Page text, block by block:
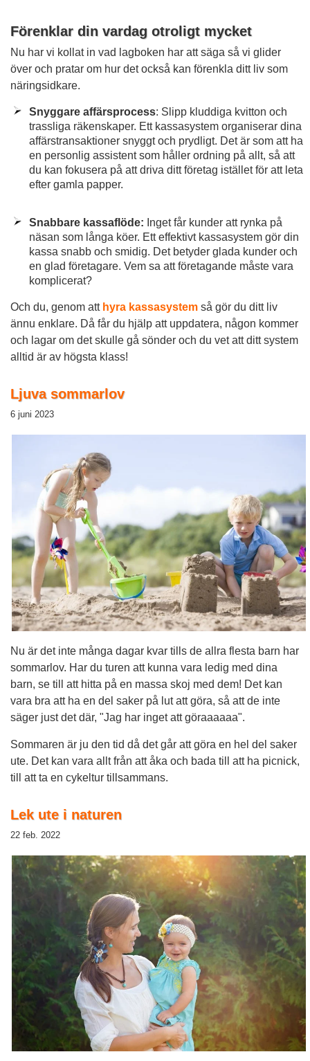
Förenklar din vardag otroligt mycket
Nu har vi kollat in vad lagboken har att säga så vi glider
över och pratar om hur det också kan förenkla ditt liv som
näringsidkare.
Snyggare affärsprocess: Slipp kluddiga kvitton och
trassliga räkenskaper. Ett kassasystem organiserar dina
affärstransaktioner snyggt och prydligt. Det är som att ha
en personlig assistent som håller ordning på allt, så att
du kan fokusera på att driva ditt företag istället för att leta
efter gamla papper.
Snabbare kassaflöde: Inget får kunder att rynka på
näsan som långa köer. Ett effektivt kassasystem gör din
kassa snabb och smidig. Det betyder glada kunder och
en glad företagare. Vem sa att företagande måste vara
komplicerat?
Och du, genom att hyra kassasystemså gör du ditt liv
ännu enklare. Då får du hjälp att uppdatera, någon kommer
och lagar om det skulle gå sönder och du vet att ditt system
alltid är av högsta klass!
Ljuva sommarlov
6 juni 2023
Nu är det inte många dagar kvar tills de allra flesta barn har
sommarlov. Har du turen att kunna vara ledig med dina
barn, se till att hitta på en massa skoj med dem! Det kan
vara bra att ha en del saker på lut att göra, så att de inte
säger just det där, "Jag har inget att göraaaaaa".
Sommaren är ju den tid då det går att göra en hel del saker
ute. Det kan vara allt från att åka och bada till att ha picnick,
till att ta en cykeltur tillsammans.
Lek ute i naturen
22 feb. 2022